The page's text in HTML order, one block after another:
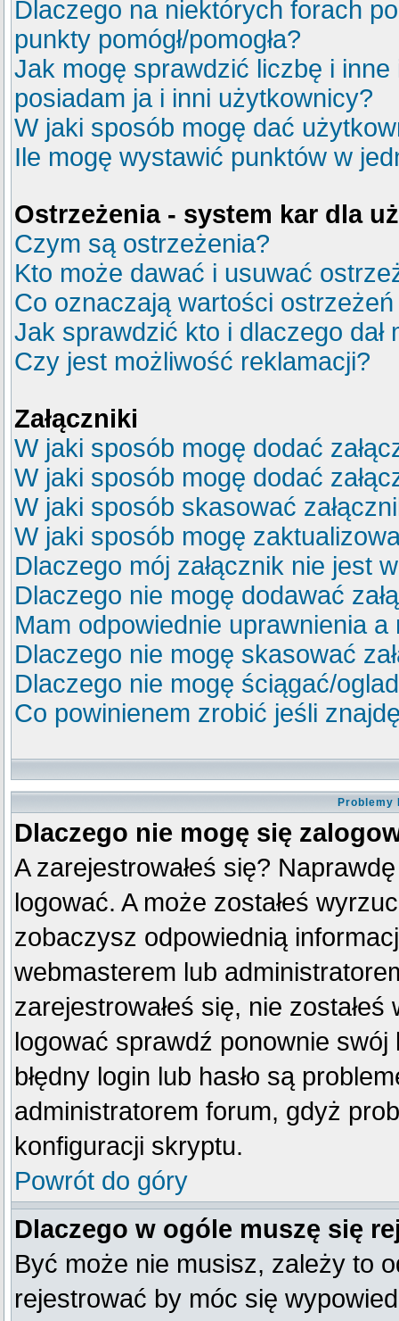
Dlaczego na niektórych forach
punkty pomógł/pomogła?
Jak mogę sprawdzić liczbę i
posiadam ja i inni użytkownicy?
W jaki sposób mogę dać
Ile mogę wystawić punktów w
Ostrzeżenia - system kar dla
Czym są ostrzeżenia?
Kto może dawać i usuwać
Co oznaczają wartości
Jak sprawdzić kto i dlaczego dał
Czy jest możliwość reklamacji?
Załączniki
W jaki sposób mogę dodać
W jaki sposób mogę dodać
W jaki sposób skasować
W jaki sposób mogę
Dlaczego mój załącznik nie jest
Dlaczego nie mogę dodawać
Mam odpowiednie uprawnienia
Dlaczego nie mogę skasować
Dlaczego nie mogę ściągać/
Co powinienem zrobić jeśli
Problemy
Dlaczego nie mogę się
A zarejestrowałeś się?
logować. A może zostałeś
zobaczysz odpowiednią
webmasterem lub
zarejestrowałeś się, nie
logować sprawdź ponownie swój
błędny login lub hasło są
administratorem forum, gdyż
konfiguracji skryptu.
Powrót do góry
Dlaczego w ogóle muszę się
Być może nie musisz, zależy to
rejestrować by móc się